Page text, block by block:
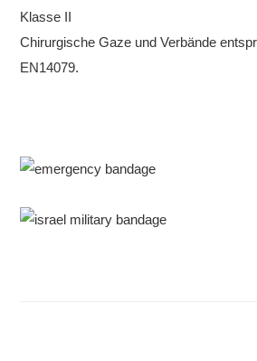
Klasse II
Chirurgische Gaze und Verbände
EN14079.